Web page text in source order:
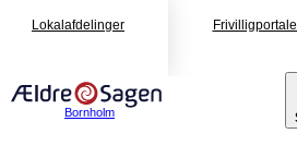
Lokalafdelinger
Bornholm